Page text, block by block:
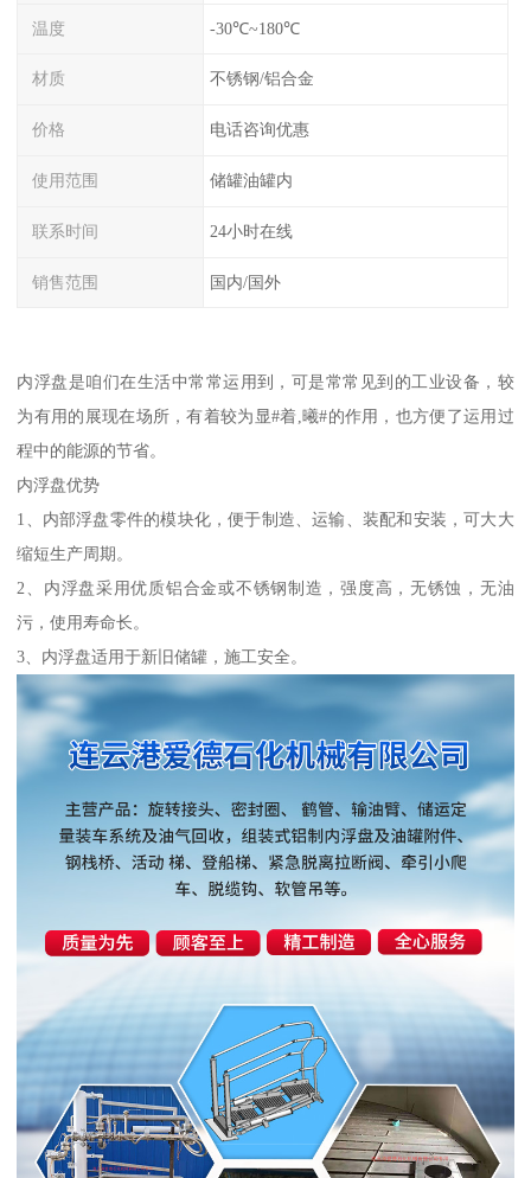
温度 -30℃~180℃
材质 不锈钢/铝合金
价格 电话咨询优惠
使用范围 储罐油罐内
联系时间 24小时在线
销售范围 国内/国外
内浮盘是咱们在生活中常常运用到，可是常常见到的工业设备，较
为有用的展现在场所，有着较为显#着,曦#的作用，也方便了运用过
程中的能源的节省。
内浮盘优势
1、内部浮盘零件的模块化，便于制造、运输、装配和安装，可大大
缩短生产周期。
2、内浮盘采用优质铝合金或不锈钢制造，强度高，无锈蚀，无油
污，使用寿命长。
3、内浮盘适用于新旧储罐，施工安全。